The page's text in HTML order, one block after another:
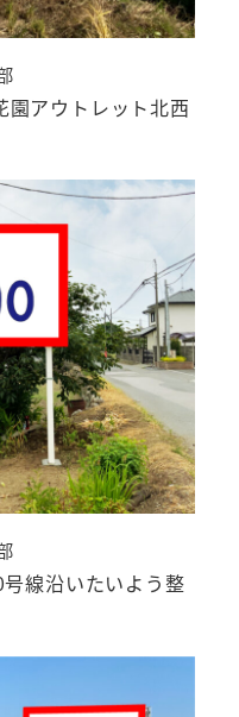
アウトレット北西
線沿いたいよう整